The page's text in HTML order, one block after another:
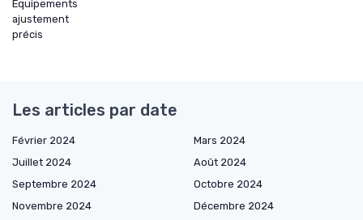
Équipements
ajustement
précis
Les articles par date
Février 2024
Mars 2024
Juillet 2024
Août 2024
Septembre 2024
Octobre 2024
Novembre 2024
Décembre 2024